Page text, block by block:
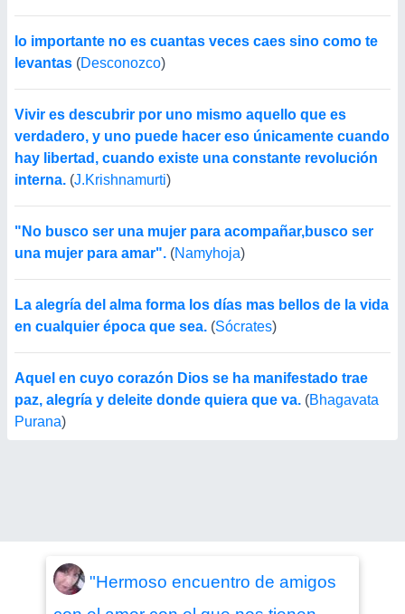
lo importante no es cuantas veces caes sino como te
levantas (Desconozco)
Vivir es descubrir por uno mismo aquello que es
verdadero, y uno puede hacer eso únicamente cuando
hay libertad, cuando existe una constante revolución
interna. (J.Krishnamurti)
"No busco ser una mujer para acompañar,busco ser
una mujer para amar". (Namyhoja)
La alegría del alma forma los días mas bellos de la vida
en cualquier época que sea. (Sócrates)
Aquel en cuyo corazón Dios se ha manifestado trae
paz, alegría y deleite donde quiera que va. (Bhagavata
Purana)
"Hermoso encuentro de amigos